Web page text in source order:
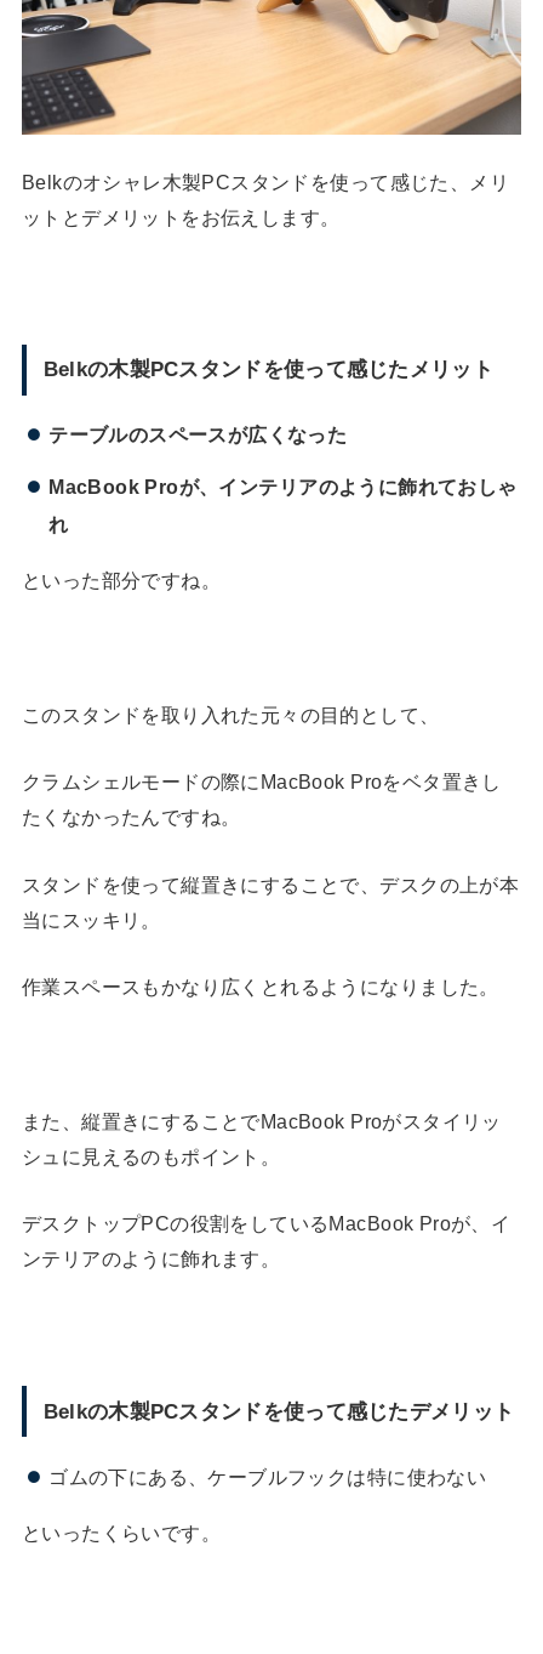
Belkのオシャレ木製PCスタンドを使って感じた、メリ
ットとデメリットをお伝えします。
Belkの木製PCスタンドを使って感じたメリット
テーブルのスペースが広くなった
MacBook Proが、インテリアのように飾れておしゃ
れ
といった部分ですね。
このスタンドを取り入れた元々の目的として、
クラムシェルモードの際にMacBook Proをベタ置きし
たくなかったんですね。
スタンドを使って縦置きにすることで、デスクの上が本
当にスッキリ。
作業スペースもかなり広くとれるようになりました。
また、縦置きにすることでMacBook Proがスタイリッ
シュに見えるのもポイント。
デスクトップPCの役割をしているMacBook Proが、イ
ンテリアのように飾れます。
Belkの木製PCスタンドを使って感じたデメリット
ゴムの下にある、ケーブルフックは特に使わない
といったくらいです。